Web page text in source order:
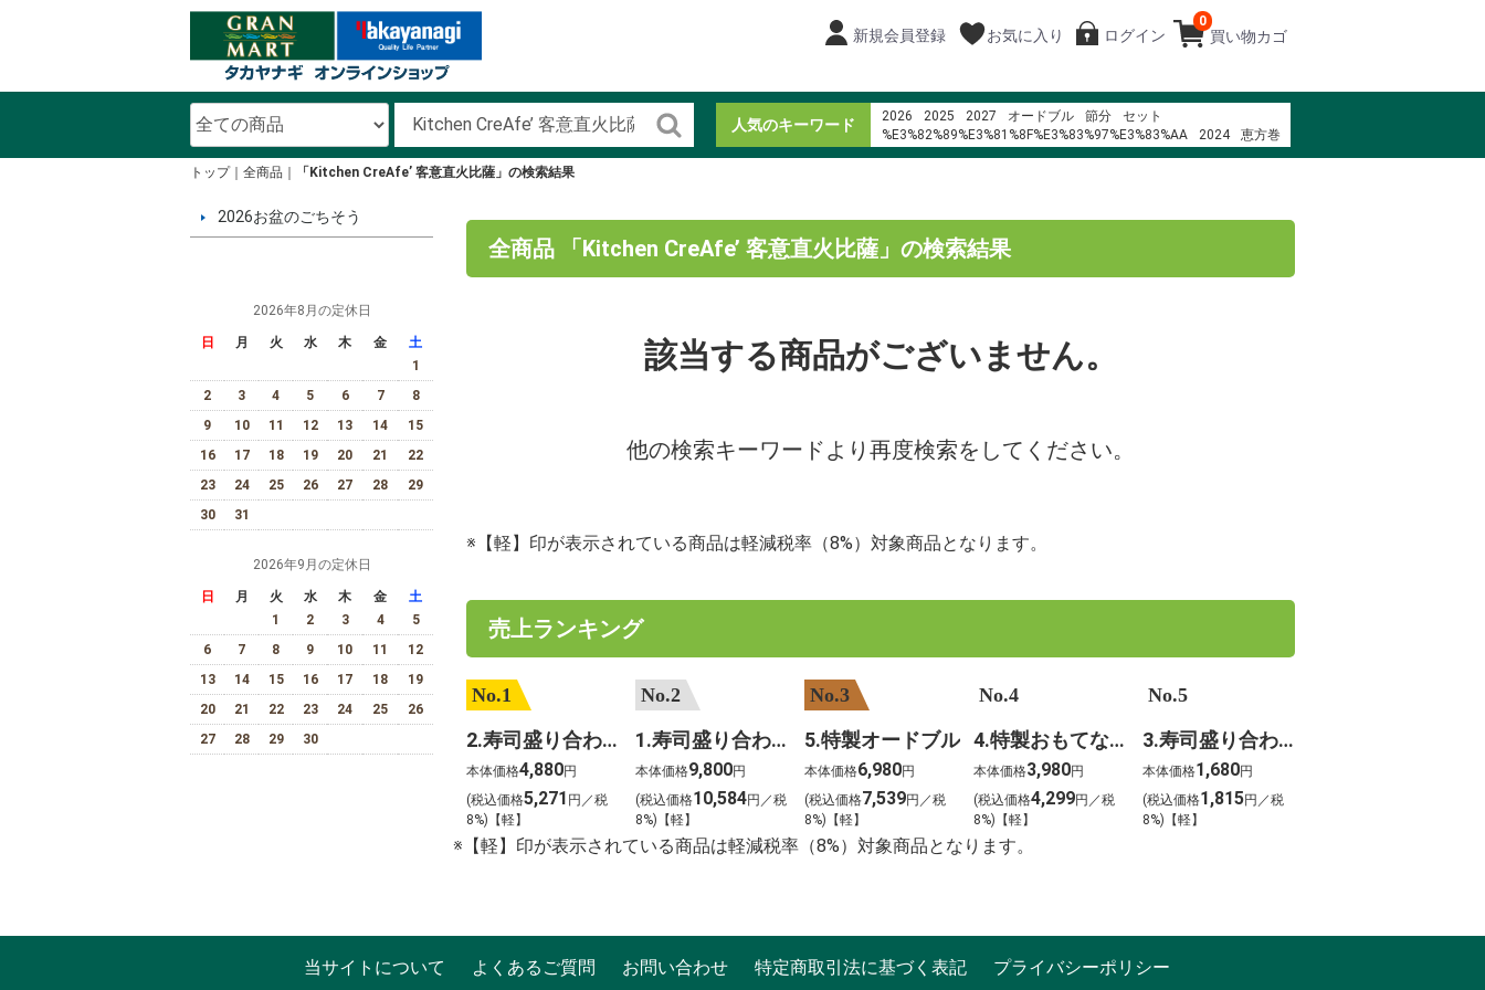
買い物カゴ
0
新規会員登録 お気に入り ログイン
人気のキーワード 2026 2025 2027 オードブル 節分
セット
%E3%82%89%E3%81%8F%E3%83%97%E3%83%AA
2024
恵方巻
%E3%82%AC%E3%83%BC%E3%83%89%E3%83%8A%E3%83%BC%E3%80%80G8136
%E3%82%A2%E3%83%88%E3%83%AC%E5%90%89%E7%A5%A5%E5%AF%BA2F
トップ 全商品 「Kitchen CreAfe’ 客意直火比薩」の検索結果
2026お盆のごちそう
2026年8月の定休日
日 月 火 水 木 金
土
1
2
3 4 5 6 7
8
9
10 11 12 13 14
15
16
17 18 19 20 21
22
23
24 25 26 27 28
29
30
31
2026年9月の定休日
日 月 火 水 木 金
土
1
2 3 4
5
6
7 8 9 10 11
12
13
14 15 16 17 18
19
20
21 22 23 24 25
26
27
28 29 30
全商品 「Kitchen CreAfe’ 客意直火比薩」の検索結果
該当する商品がございません。
他の検索キーワードより再度検索をしてください。
※【軽】印が表示されている商品は軽減税率（8%）対象商品となります。
売上ランキング
No.1
2.寿司盛り合わせ 鳳凰～ほうおう～
本体価格4,880円
(税込価格5,271 円／税
8%)【軽】
No.2
1.寿司盛り合わせ 饗宴～きょうえん～
本体価格9,800円
(税込価格10,584円／税
8%)【軽】
No.3
5.特製オードブル
本体価格6,980円
(税込価格7,539円／税
8%)【軽】
No.4
4.特製おもてなしオードブル
本体価格3,980円
(税込価格4,299円／税
8%)【軽】
No.5
3.寿司盛り合わせ 錦～にしき～
本体価格1,680円
(税込価格1,815円／税
8%)【軽】
※【軽】印が表示されている商品は軽減税率（8%）対象商品となります。
当サイトについて よくあるご質問 お問い合わせ 特定商取引法に基づく表記 プライバシーポリシー